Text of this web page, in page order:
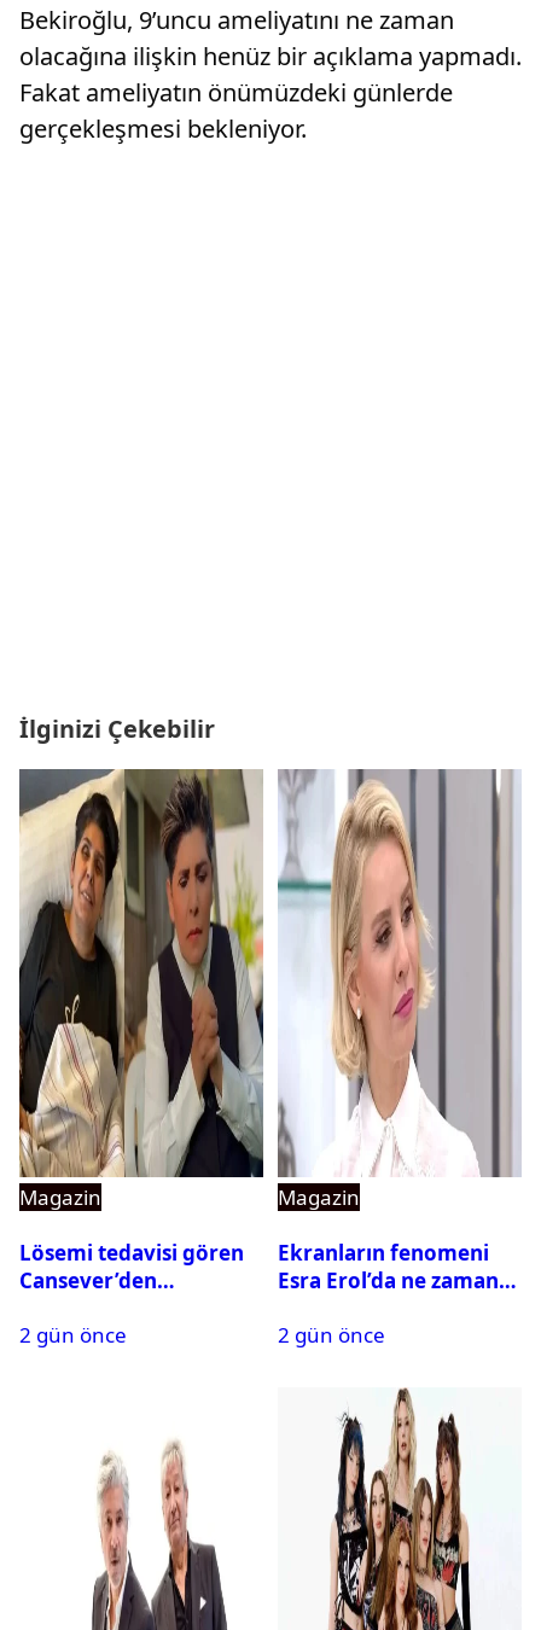
Bekiroğlu, 9’uncu ameliyatını ne zaman
olacağına ilişkin henüz bir açıklama yapmadı.
Fakat ameliyatın önümüzdeki günlerde
gerçekleşmesi bekleniyor.
İlginizi Çekebilir
Magazin
Lösemi tedavisi gören
Cansever’den
2 gün önce
Magazin
Ekranların fenomeni
Esra Erol’da ne zaman
2 gün önce